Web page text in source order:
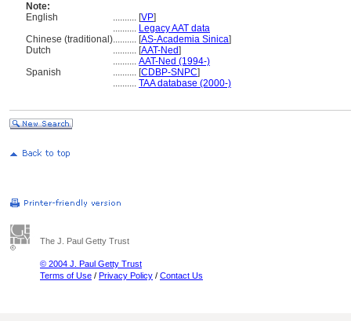
Note:
English
.......... [VP]
.......... Legacy AAT data
Chinese (traditional).......... [AS-Academia Sinica]
Dutch
.......... [AAT-Ned]
.......... AAT-Ned (1994-)
Spanish
.......... [CDBP-SNPC]
.......... TAA database (2000-)
The J. Paul Getty Trust
© 2004 J. Paul Getty Trust
Terms of Use / Privacy Policy / Contact Us